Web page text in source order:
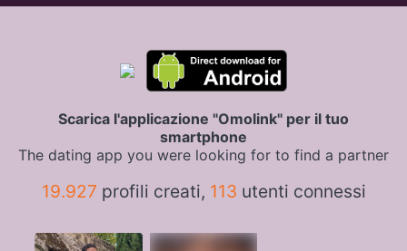
Scarica l'applicazione "Omolink" per il tuo
smartphone
The dating app you were looking for to find a partner
19.927 profili creati, 113 utenti connessi